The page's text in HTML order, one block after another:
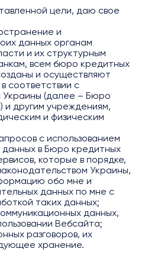
цели, даю свое
и
данных органам
и их структурным
всем бюро кредитных
и осуществляют
соответствии с
Украины (далее – Бюро
и другим учреждениям,
и физическим
с использованием
в Бюро кредитных
которые в порядке,
Украины,
обо мне и
данных по мне с
таких данных;
данных,
Вебсайта;
разговоров, их
хранение.